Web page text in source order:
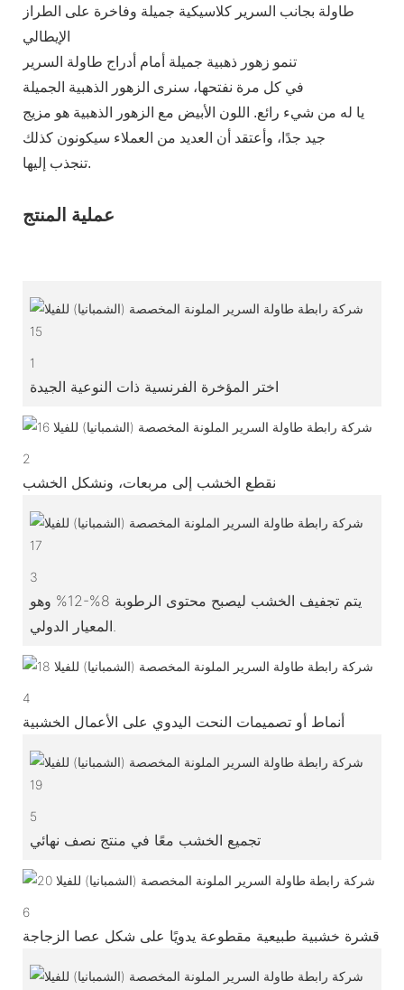
طاولة بجانب السرير كلاسيكية جميلة وفاخرة على الطراز
يا له من شيء رائع. اللون الأبيض مع الزهور الذهبية هو مزيج
تنجذب إليها.
عملية المنتج
1
اختر المؤخرة الفرنسية ذات النوعية الجيدة
2
نقطع الخشب إلى مربعات، ونشكل الخشب
3
يتم تجفيف الخشب ليصبح محتوى الرطوبة 8%-12% وهو
4
أنماط أو تصميمات النحت اليدوي على الأعمال الخشبية
5
تجميع الخشب معًا في منتج نصف نهائي
6
قشرة خشبية طبيعية مقطوعة يدويًا على شكل عصا الزجاجة